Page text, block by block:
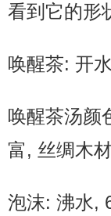
看到它的形
唤醒茶: 开
唤醒茶汤颜
富, 丝绸木
泡沫: 沸水,